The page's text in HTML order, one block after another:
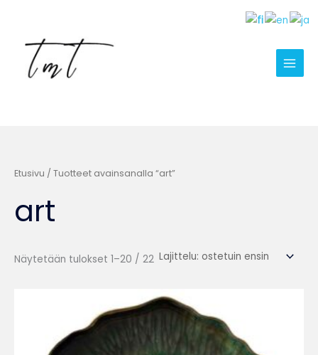
Etusivu / Tuotteet avainsanalla “art”
art
Näytetään tulokset 1–20 / 22